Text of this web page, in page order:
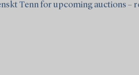
Tenn for upcoming auctions –